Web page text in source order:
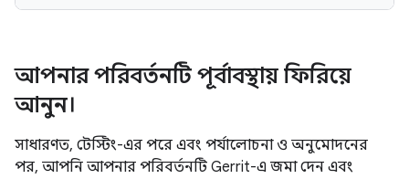
আপনার পরিবর্তনটি পূর্বাবস্থায় ফিরিয়ে
আনুন।
সাধারণত, টেস্টিং-এর পরে এবং পর্যালোচনা ও অনুমোদনের
পর, আপনি আপনার পরিবর্তনটি Gerrit-এ জমা দেন এবং